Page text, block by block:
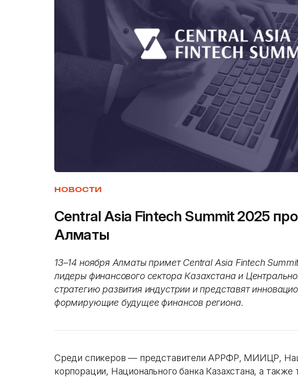
НОВОСТИ
Central Asia Fintech Summit 2025
Алматы
13–14 ноября Алматы примет Central Asia Fintech
лидеры финансового сектора Казахстана и
стратегию развития индустрии и представят
формирующие будущее финансов региона.
Среди спикеров — представители АРРФР, МИИЦР,
корпорации, Национального банка Казахстана, а